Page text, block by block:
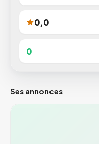
0,0
0
Ses annonces